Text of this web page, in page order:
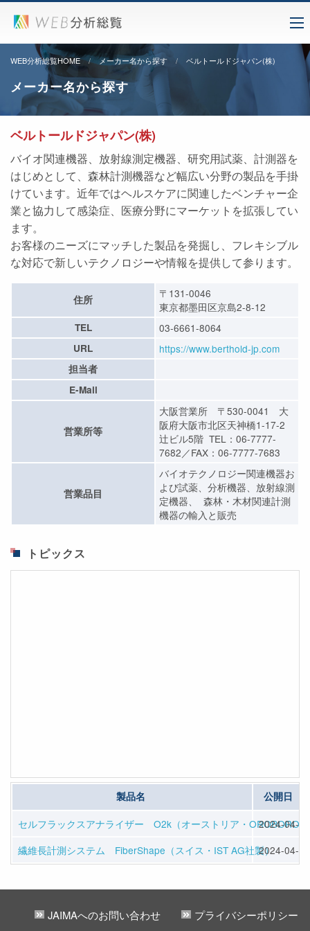
WEB分析総覧HOME メーカー名から探す ベルトールドジャパン(株)
メーカー名から探す
ベルトールドジャパン(株)
バイオ関連機器、放射線測定機器、研究用試薬、計測器を
はじめとして、森林計測機器など幅広い分野の製品を手掛
けています。近年ではヘルスケアに関連したベンチャー企
業と協力して感染症、医療分野にマーケットを拡張してい
ます。
お客様のニーズにマッチした製品を発掘し、フレキシブル
な対応で新しいテクノロジーや情報を提供して参ります。
住所
〒131-0046
東京都墨田区京島2-8-12
TEL 03-6661-8064
URL https://www.berthold-jp.com
担当者
E-Mail
営業所等
大阪営業所 〒530-0041 大
阪府大阪市北区天神橋1-17-2
辻ビル5階 TEL：06-7777-
7682／FAX：06-7777-7683
営業品目
バイオテクノロジー関連機器お
よび試薬、分析機器、放射線測
定機器、 森林・木材関連計測
機器の輸入と販売
トピックス
製品名 公開日
セルフラックスアナライザー O2k（オーストリア・OROBOROS
2024-04-05
繊維長計測システム FiberShape（スイス・IST AG社製）2024-04-05
JAIMAへのお問い合わせ プライバシーポリシー